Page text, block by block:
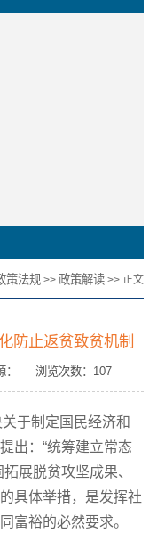
策法规 >> 政策解读 >> 正文
防止返贫致贫机制
： 浏览次数： 107
于制定国民经济和
出：“统筹建立常态
展脱贫攻坚成果、
具体举措，是发挥社
富裕的必然要求。